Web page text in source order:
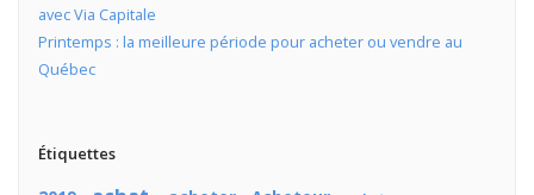
avec Via Capitale
Printemps : la meilleure période pour acheter ou vendre au
Québec
Étiquettes